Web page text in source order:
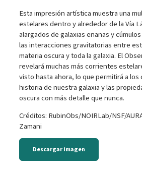
Esta impresión artística muestra una
estelares dentro y alrededor de la Vía
alargados de galaxias enanas y
las interacciones gravitatorias entre
materia oscura y toda la galaxia. El
revelará muchas más corrientes
visto hasta ahora, lo que permitirá a
historia de nuestra galaxia y las
oscura con más detalle que nunca.
Créditos: RubinObs/NOIRLab/NSF/
Zamani
Descargar imagen